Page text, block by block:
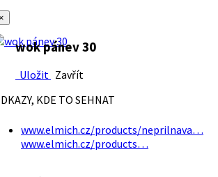
wok pánev 30
Uložit Zavřít
KDE TO SEHNAT
www.elmich.cz/products/neprilnava…
www.elmich.cz/products…